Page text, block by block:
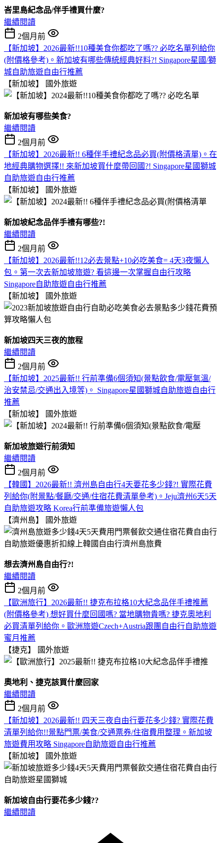
峇里島紀念品/伴手禮買什麼?
繼續閱讀
2個月前
【新加坡】2026最新!!10種美食你都吃了嗎?? 必吃名單列給你
(附價格參考)。新加坡有哪些傳統經典好料?! Singapore星國/獅
城自助旅遊自由行推薦
【新加坡】
國外旅遊
新加坡有哪些美食?
繼續閱讀
2個月前
【新加坡】2026最新!! 6種伴手禮紀念品必買(附價格清單)。在
地經典購物選擇!! 來新加坡買什麼帶回國?! Singapore星國獅城
自助旅遊自由行推薦
【新加坡】
國外旅遊
新加坡紀念品伴手禮有哪些?!
繼續閱讀
2個月前
【新加坡】2026最新!!12必去景點+10必吃美食= 4天3夜懶人
包。第一次去新加坡旅遊? 看這邊一次掌握自由行攻略
Singapore自助旅遊自由行推薦
【新加坡】
國外旅遊
新加坡四天三夜的旅程
繼續閱讀
2個月前
【新加坡】2025最新!! 行前準備6個須知(景點飲食/電壓氣溫/
治安禁忌/交通出入境等)。 Singapore星國獅城自助旅遊自由行
推薦
【新加坡】
國外旅遊
新加坡旅遊行前須知
繼續閱讀
2個月前
【韓國】2026最新!! 濟州島自由行4天要花多少錢?! 實際花費
列給你(附景點/餐廳/交通/住宿花費清單參考)。Jeju濟州6天5天
自助旅遊攻略 Korea行前準備旅遊懶人包
【濟州島】
國外旅遊
想去濟州島自由行?!
繼續閱讀
2個月前
【歐洲旅行】2026最新!! 捷克布拉格10大紀念品伴手禮推薦
(附價格參考) 想好買什麼回國嗎? 當地購物貴嗎? 捷克奧地利
必買清單列給你。歐洲旅遊Czech+Austria跟團自由行自助旅遊
蜜月推薦
【捷克】
國外旅遊
奧地利、捷克該買什麼回家
繼續閱讀
2個月前
【新加坡】2026最新!! 四天三夜自由行要花多少錢? 實際花費
清單列給你!!景點門票/美食/交通票券/住宿費用整理。新加坡
旅遊費用攻略 Singapore自助旅遊自由行推薦
【新加坡】
國外旅遊
新加坡自由行要花多少錢??
繼續閱讀